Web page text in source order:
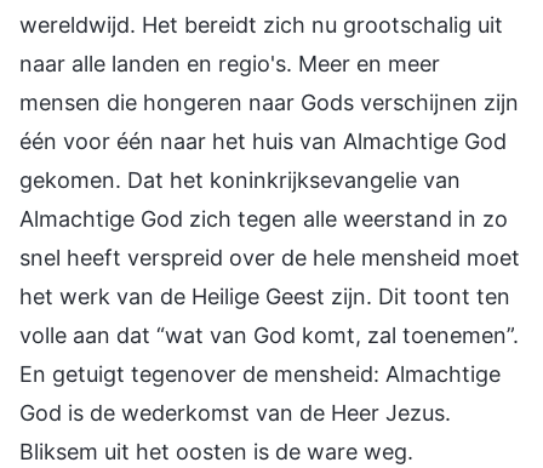
wereldwijd. Het bereidt zich nu grootschalig uit
naar alle landen en regio's. Meer en meer
mensen die hongeren naar Gods verschijnen zijn
één voor één naar het huis van Almachtige God
gekomen. Dat het koninkrijksevangelie van
Almachtige God zich tegen alle weerstand in zo
snel heeft verspreid over de hele mensheid moet
het werk van de Heilige Geest zijn. Dit toont ten
volle aan dat “wat van God komt, zal toenemen”.
En getuigt tegenover de mensheid: Almachtige
God is de wederkomst van de Heer Jezus.
Bliksem uit het oosten is de ware weg.